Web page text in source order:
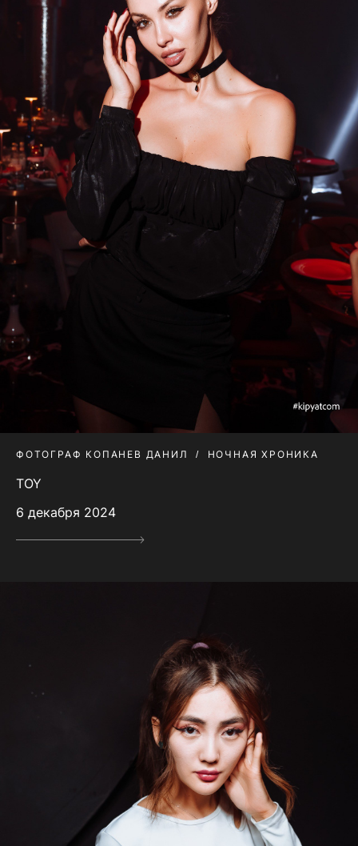
ФОТОГРАФ КОПАНЕВ ДАНИЛ НОЧНАЯ ХРОНИКА
TOY
6 декабря 2024